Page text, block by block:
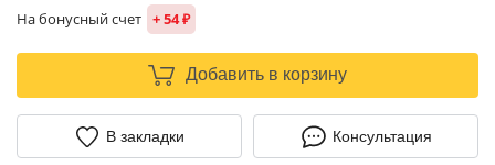
На бонусный счет + 54 ₽
Добавить в корзину
В закладки Консультация